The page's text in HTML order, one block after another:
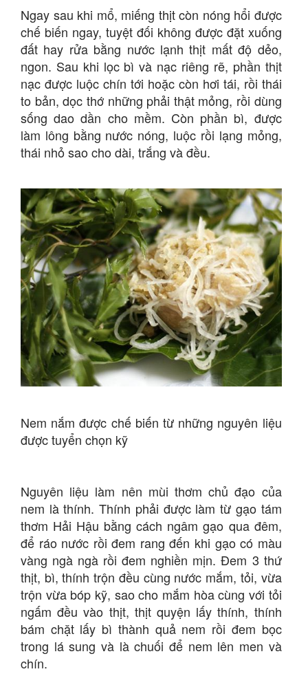
Ngay sau khi mổ, miếng thịt còn nóng hổi được
chế biến ngay, tuyệt đối không được đặt xuống
đất hay rửa bằng nước lạnh thịt mất độ dẻo,
ngon. Sau khi lọc bì và nạc riêng rẽ, phần thịt
nạc được luộc chín tới hoặc còn hơi tái, rồi thái
to bản, dọc thớ những phải thật mỏng, rồi dùng
sống dao dần cho mềm. Còn phần bì, được
làm lông bằng nước nóng, luộc rồi lạng mỏng,
thái nhỏ sao cho dài, trắng và đều.
Nem nắm được chế biến từ những nguyên liệu
được tuyển chọn kỹ
Nguyên liệu làm nên mùi thơm chủ đạo của
nem là thính. Thính phải được làm từ gạo tám
thơm Hải Hậu bằng cách ngâm gạo qua đêm,
để ráo nước rồi đem rang đến khi gạo có màu
vàng ngà ngà rồi đem nghiền mịn. Đem 3 thứ
thịt, bì, thính trộn đều cùng nước mắm, tỏi, vừa
trộn vừa bóp kỹ, sao cho mắm hòa cùng với tỏi
ngấm đều vào thịt, thịt quyện lấy thính, thính
bám chặt lấy bì thành quả nem rồi đem bọc
trong lá sung và là chuối để nem lên men và
chín.